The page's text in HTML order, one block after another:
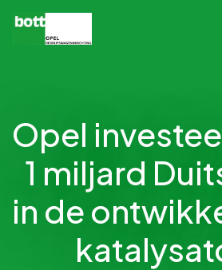
Opel
1 miljard
in de